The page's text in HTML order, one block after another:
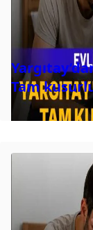
Tam